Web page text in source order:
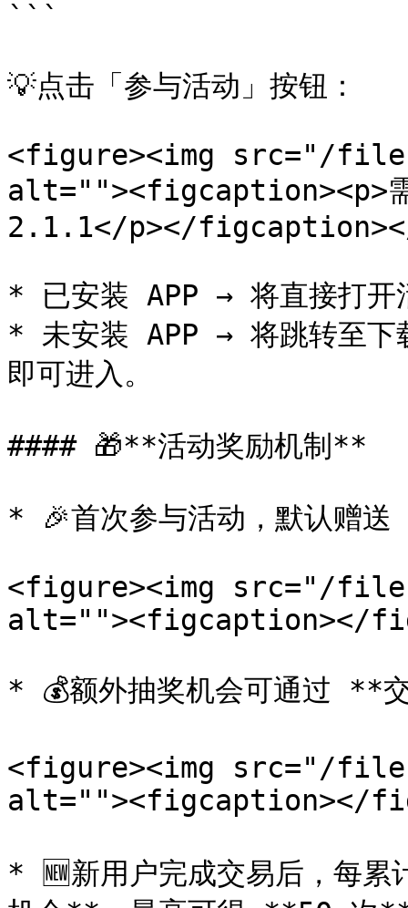
```
💡点击「参与活动」按钮：
<figure><img src="/files/
alt=""><figcaption><p>
2.1.1</p></
* 已安装 APP → 将直接打开
* 未安装 APP → 将跳转至下
即可进入。
#### 🎁**活动奖励机制**
* 🎉首次参与活动，默认赠
<figure><img src="/files/
alt=""><figcaption></
* 💰额外抽奖机会可通过 **
<figure><img src="/files/
alt=""><figcaption></
* 🆕新用户完成交易后，每